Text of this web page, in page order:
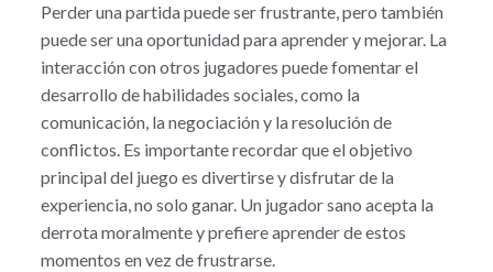
Perder una partida puede ser frustrante, pero también
puede ser una oportunidad para aprender y mejorar. La
interacción con otros jugadores puede fomentar el
desarrollo de habilidades sociales, como la
comunicación, la negociación y la resolución de
conflictos. Es importante recordar que el objetivo
principal del juego es divertirse y disfrutar de la
experiencia, no solo ganar. Un jugador sano acepta la
derrota moralmente y prefiere aprender de estos
momentos en vez de frustrarse.